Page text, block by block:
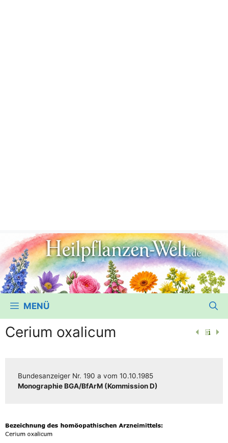
MENÜ
Cerium oxalicum
Bun­des­an­zei­ger Nr. 190 a vom 10.10.1985
Mono­gra­phie BGA/​​BfArM (Kom­mis­si­on D)